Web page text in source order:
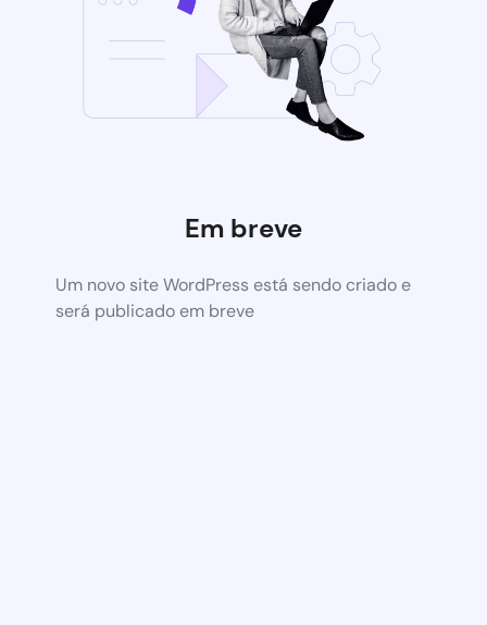
Em breve
Um novo site WordPress está sendo criado e
será publicado em breve